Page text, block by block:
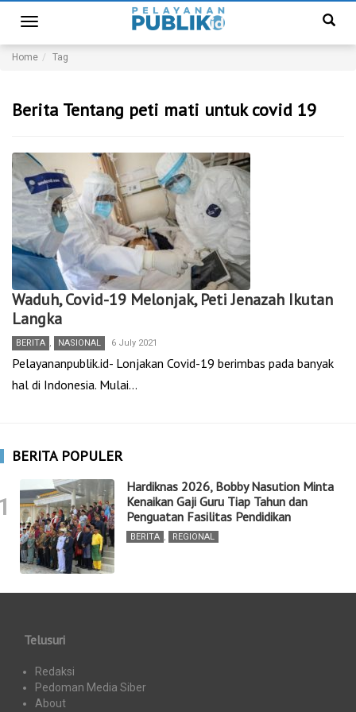
Toggle
navigation
Home Tag
Berita Tentang peti mati untuk covid 19
Waduh, Covid-19 Melonjak, Peti Jenazah Ikutan
Langka
BERITA , NASIONAL 6 July 2021
Pelayananpublik.id- Lonjakan Covid-19 berimbas pada banyak
hal di Indonesia. Mulai…
BERITA POPULER
Hardiknas 2026, Bobby Nasution Minta
Kenaikan Gaji Guru Tiap Tahun dan
Penguatan Fasilitas Pendidikan
BERITA , REGIONAL
Telusuri
Redaksi
Pedoman Media Siber
About